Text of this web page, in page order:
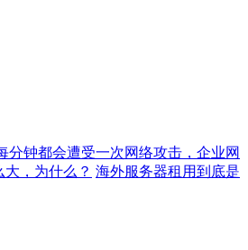
分钟都会遭受一次网络攻击，企业网
大，为什么？ 海外服务器租用到底是